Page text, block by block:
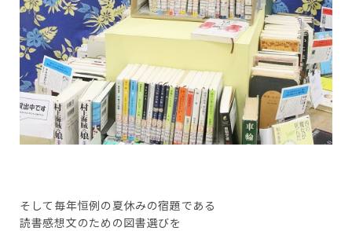
そして毎年恒例の夏休みの宿題である
読書感想文のための図書選びを